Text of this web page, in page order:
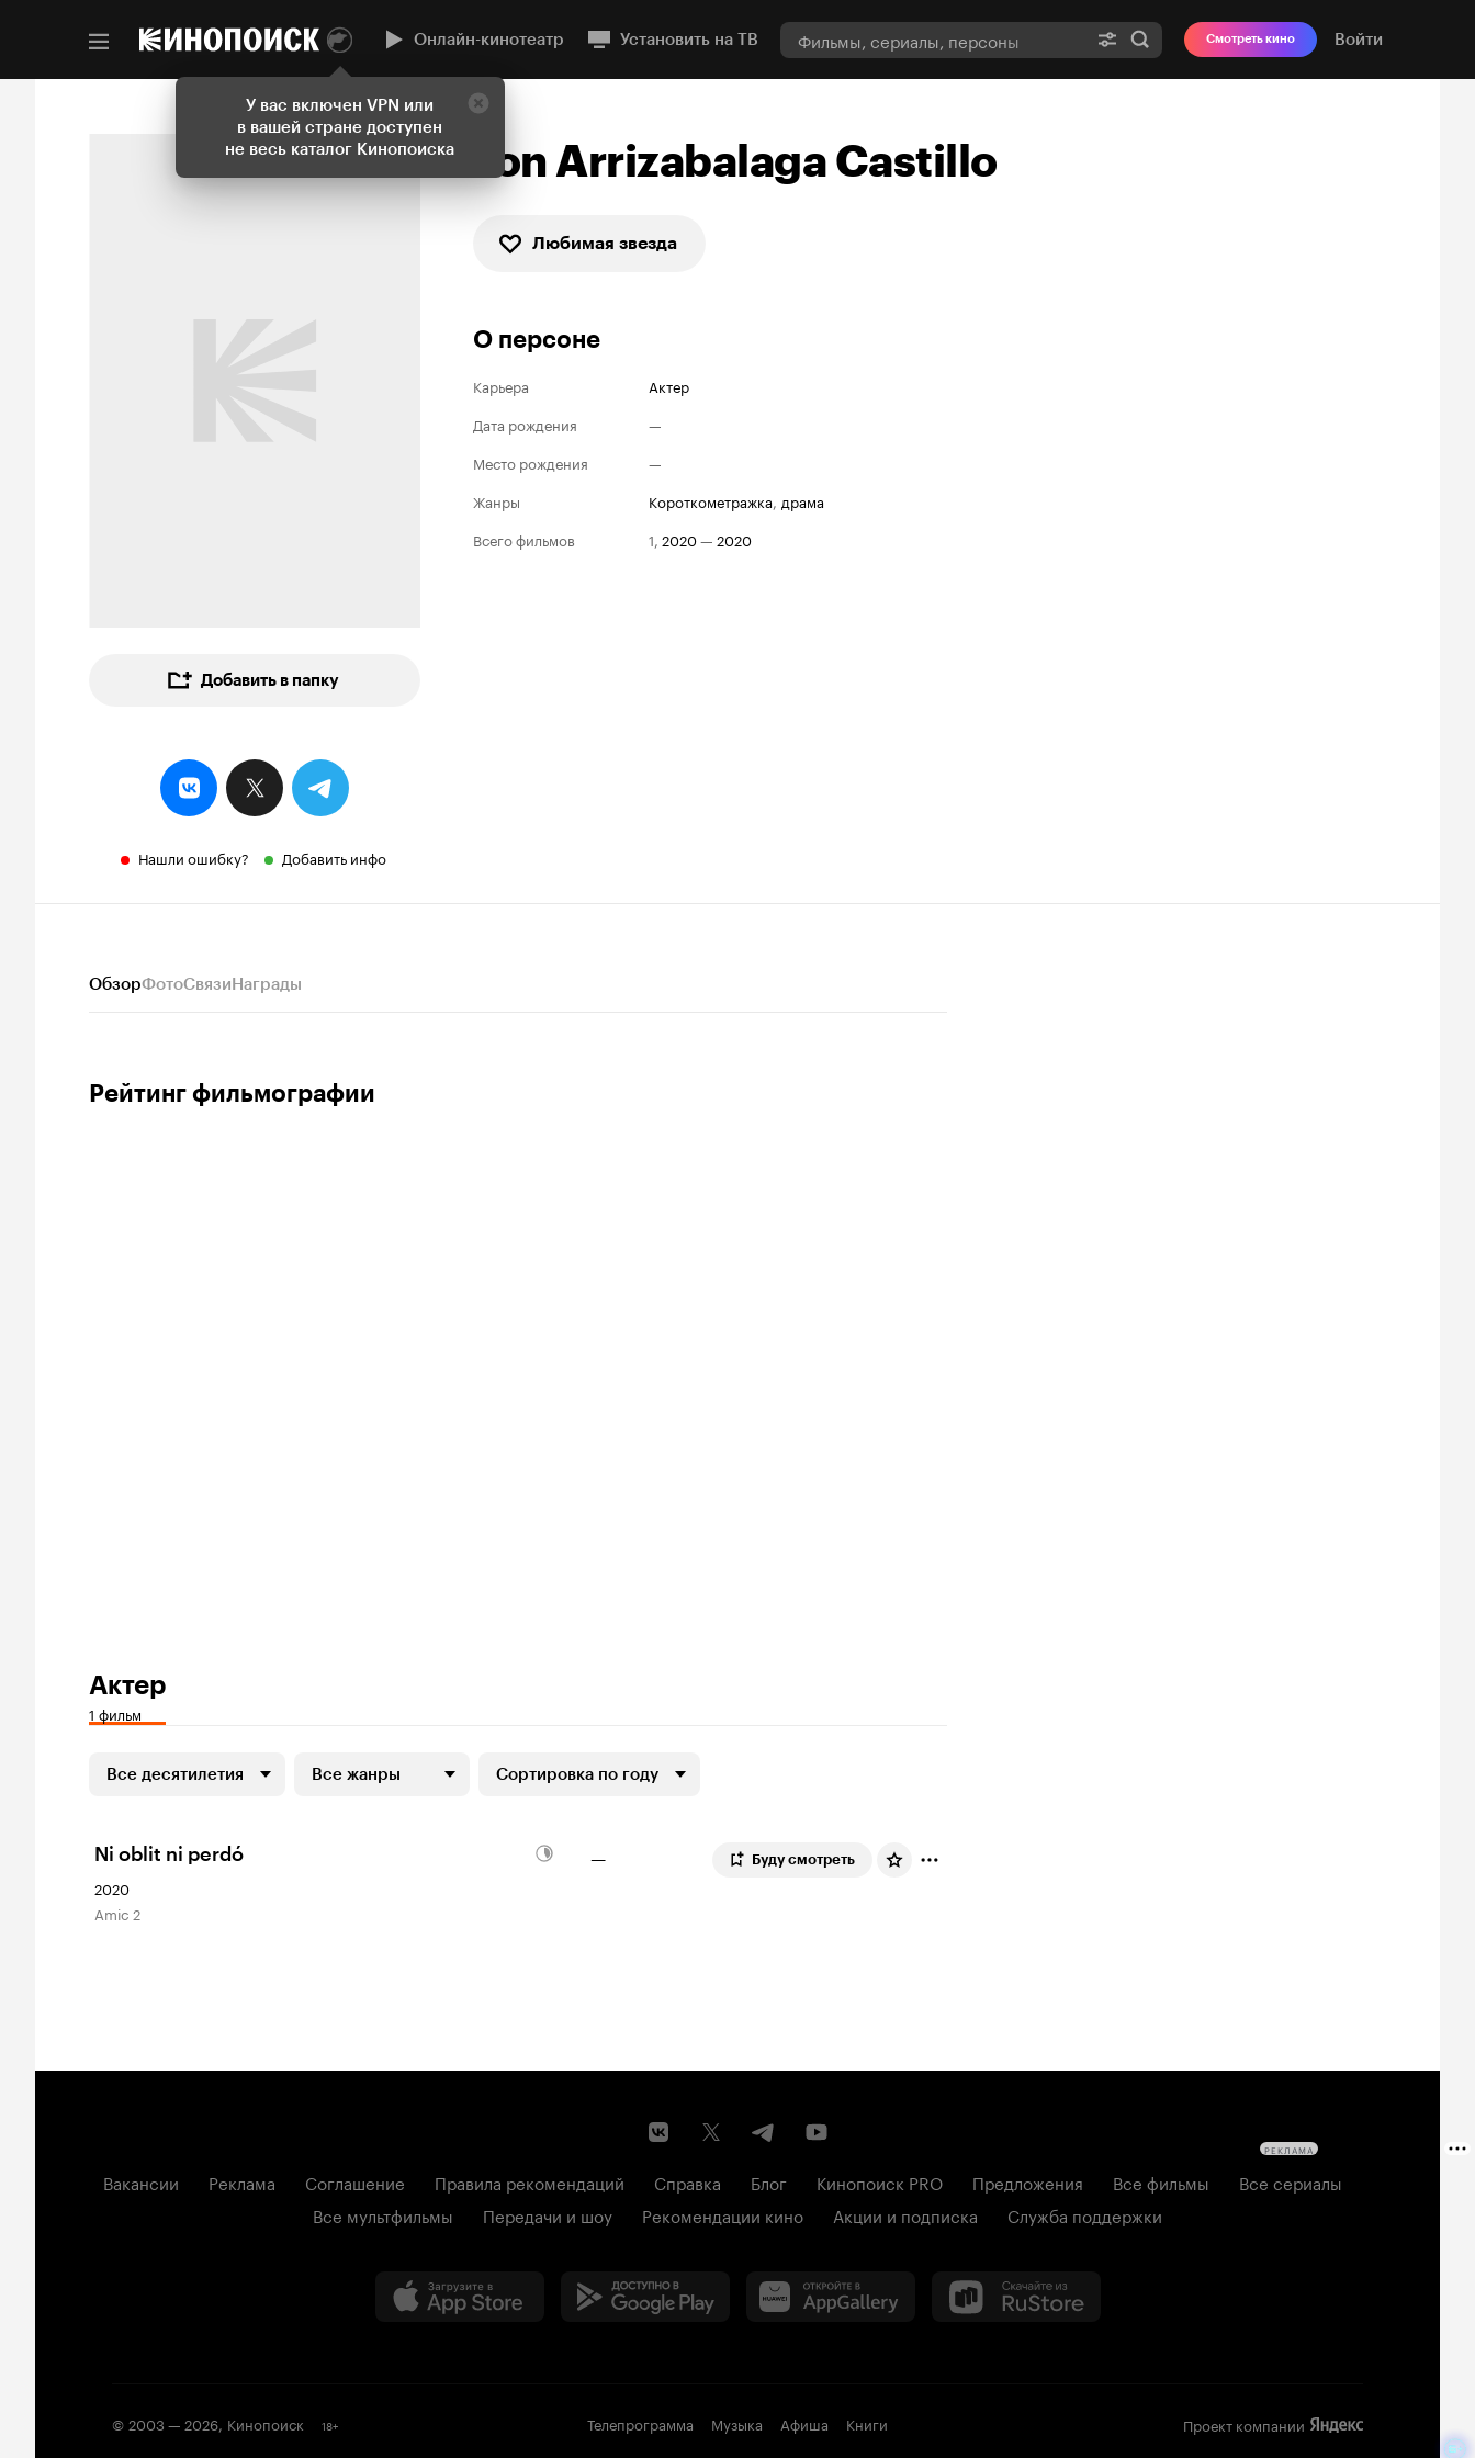
У вас включен VPN или
в вашей стране доступен
не весь каталог Кинопоиска
Онлайн-кинотеатр Установить на ТВ Смотреть кино Войти
Добавить в папку
Нашли ошибку? Добавить инфо
Jon Arrizabalaga Castillo
Любимая звезда
О персоне
Карьера
Актер
Дата рождения
—
Место рождения
—
Жанры
короткометражка, драма
Всего фильмов
1, 2020— 2020
ОбзорФотоСвязиНаграды
Рейтинг фильмографии
Актер
1 фильм
Все десятилетия Все жанры Сортировка по году
Ni oblit ni perdó
2020
Amic 2
— Буду смотреть
Вакансии Реклама Соглашение Правила рекомендаций Справка Блог Кинопоиск PRO Предложения Все фильмы
Все сериалы
Все мультфильмы
Передачи и шоу Рекомендации кино Акции и подписка Служба поддержки
© 2003 —2026, Кинопоиск 18+ Телепрограмма Музыка Афиша Книги Проект компании
РЕКЛАМА